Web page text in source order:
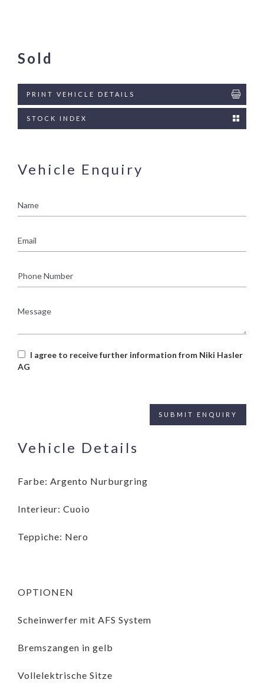
Sold
PRINT VEHICLE DETAILS
STOCK INDEX
Vehicle Enquiry
Number
I agree to receive further information from Niki Hasler
AG
Vehicle Details
Farbe: Argento Nurburgring
Interieur: Cuoio
Teppiche: Nero
OPTIONEN
Scheinwerfer mit AFS System
Bremszangen in gelb
Vollelektrische Sitze